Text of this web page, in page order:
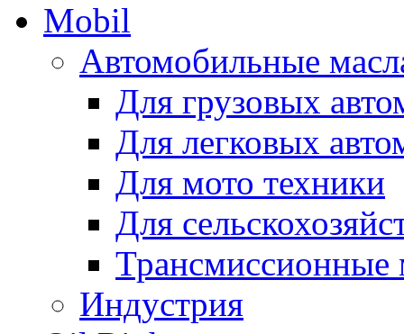
Mobil
Автомобильные
Для грузовых
Для легковых
Для мото техники
Для
Трансмиссионные
Индустрия